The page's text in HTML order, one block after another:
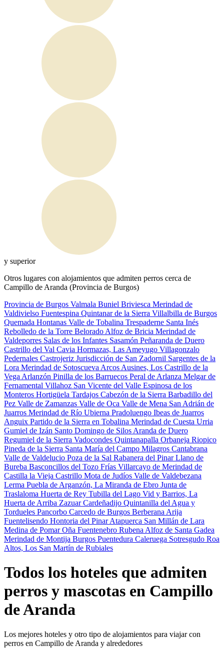
y superior
Otros lugares con alojamientos que admiten perros cerca de
Campillo de Aranda (Provincia de Burgos)
Provincia de Burgos Valmala Buniel Briviesca Merindad de
Valdivielso Fuentespina Quintanar de la Sierra Villalbilla de Burgos
Quemada Hontanas Valle de Tobalina Trespaderne Santa Inés
Rebolledo de la Torre Belorado Alfoz de Bricia Merindad de
Valdeporres Salas de los Infantes Sasamón Peñaranda de Duero
Castrillo del Val Cavia Hormazas, Las Ameyugo Villagonzalo
Pedernales Castrojeriz Jurisdicción de San Zadornil Sargentes de la
Lora Merindad de Sotoscueva Arcos Ausines, Los Castrillo de la
Vega Arlanzón Pinilla de los Barruecos Peral de Arlanza Melgar de
Fernamental Villahoz San Vicente del Valle Espinosa de los
Monteros Hortigüela Tardajos Cabezón de la Sierra Barbadillo del
Pez Valle de Zamanzas Valle de Oca Valle de Mena San Adrián de
Juarros Merindad de Río Ubierna Pradoluengo Ibeas de Juarros
Anguix Partido de la Sierra en Tobalina Merindad de Cuesta Urria
Gumiel de Izán Santo Domingo de Silos Aranda de Duero
Regumiel de la Sierra Vadocondes Quintanapalla Orbaneja Riopico
Pineda de la Sierra Santa María del Campo Milagros Cantabrana
Valle de Valdelucio Poza de la Sal Rabanera del PinarLlano de
Bureba Basconcillos del Tozo Frías Villarcayo de Merindad de
Castilla la Vieja Castrillo Mota de Judíos Valle de Valdebezana
Lerma Puebla de Arganzón, La Miranda de Ebro Junta de
Traslaloma Huerta de Rey Tubilla del Lago Vid y Barrios, La
Huerta de Arriba ZazuarCardeñadijo Quintanilla del Agua y
Tordueles Pancorbo Carcedo de Burgos Berberana Arija
Fuentelisendo Hontoria del PinarAtapuerca San Millán de Lara
Medina de PomarOña Fuentenebro Rubena Alfoz de Santa Gadea
Merindad de Montija Burgos Puentedura Caleruega Sotresgudo Roa
Altos, Los San Martín de Rubiales
Todos los hoteles que admiten
perros y mascotas en Campillo
de Aranda
Los mejores hoteles y otro tipo de alojamientos para viajar con
perros en Campillo de Aranda y alrededores